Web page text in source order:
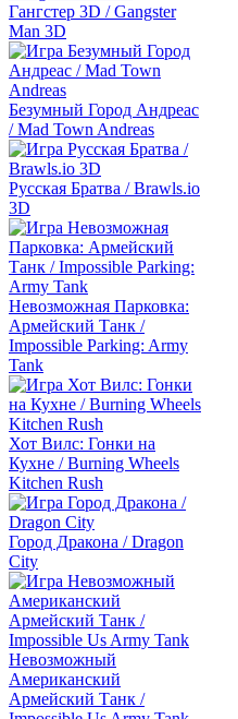
Гангстер 3D / Gangster
Man 3D
Безумный Город Андреас
/ Mad Town Andreas
Русская Братва / Brawls.io
3D
Невозможная Парковка:
Армейский Танк /
Impossible Parking: Army
Tank
Хот Вилс: Гонки на
Кухне / Burning Wheels
Kitchen Rush
Город Дракона / Dragon
City
Невозможный
Американский
Армейский Танк /